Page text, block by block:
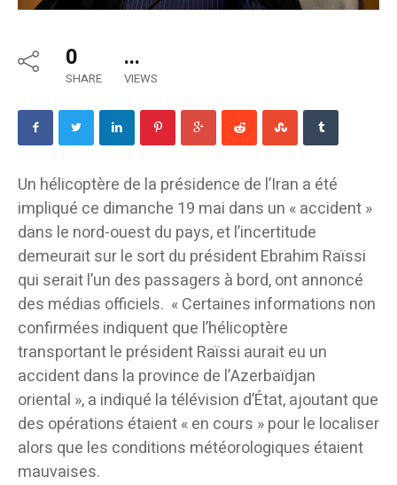
0
SHARE
...
VIEWS
Un hélicoptère de la présidence de l’Iran a été
impliqué ce dimanche 19 mai dans un « accident »
dans le nord-ouest du pays, et l’incertitude
demeurait sur le sort du président Ebrahim Raïssi
qui serait l’un des passagers à bord, ont annoncé
des médias officiels. « Certaines informations non
confirmées indiquent que l’hélicoptère
transportant le président Raïssi aurait eu un
accident dans la province de l’Azerbaïdjan
oriental », a indiqué la télévision d’État, ajoutant que
des opérations étaient « en cours » pour le localiser
alors que les conditions météorologiques étaient
mauvaises.